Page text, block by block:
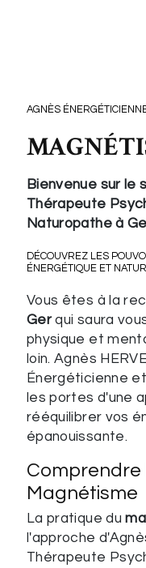
AGNÈS
Bienvenue sur le
Thérapeute
Naturopathe à
DÉCOUVREZ LES
ÉNERGÉTIQUE ET
Vous êtes à la
Ger qui saura
physique et
loin. Agnès
Énergéticienne
les portes d'une
rééquilibrer vos
épanouissante.
Comprendre
Magnétisme
La pratique du
l'approche
Thérapeute